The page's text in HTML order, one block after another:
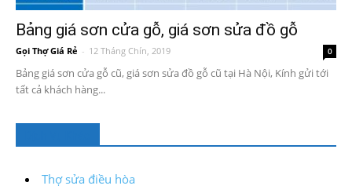
Bảng giá sơn cửa gỗ, giá sơn sửa đồ gỗ
Gọi Thợ Giá Rẻ - 12 Tháng Chín, 2019 0
Bảng giá sơn cửa gỗ cũ, giá sơn sửa đồ gỗ cũ tại Hà Nội, Kính gửi tới
tất cả khách hàng...
Thợ sửa điều hòa